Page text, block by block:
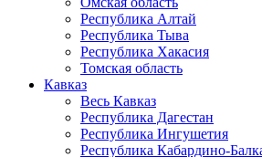
Республика Алтай
Республика Тыва
Республика Хакасия
Томская область
Кавказ
Весь Кавказ
Республика Дагестан
Республика Ингушетия
Республика Кабардино-